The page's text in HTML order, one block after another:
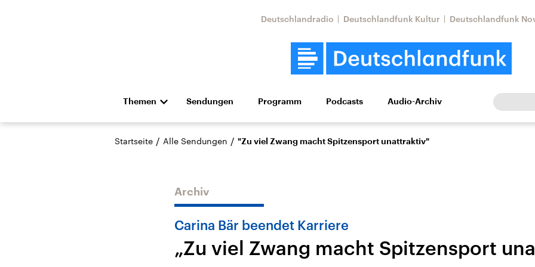
Deutschlandradio Deutschlandfunk Kultur Deutschlandfunk
Themen
Die Nachrichten Politik Wirtschaft Wissen Kultur Europa
Hörspiel und Feature Musik
Landtagswahl Sachsen-
Anhalt 2026
USA
Aktuelle Beiträge,
Nahostkonflikt
Aktuelle Lage und
Iran
Aktuelle Lage und
Sendungen Programm Podcasts Audio-Archiv
Startseite / Alle Sendungen / "Zu viel Zwang macht Spitzensport unattraktiv"
Archiv
Carina Bär beendet Karriere
„Zu viel Zwang macht Spitzensport